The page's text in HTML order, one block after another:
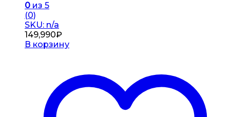
0 из 5
(0)
SKU: n/a
149,990₽
В корзину